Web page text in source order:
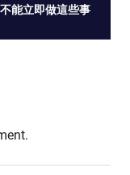
能立即做這些事